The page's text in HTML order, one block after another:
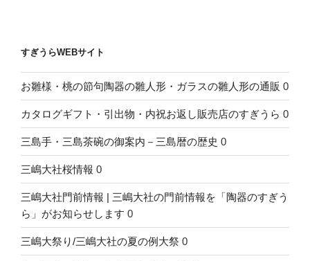
すぎうらWEBサイト
お雛様・桃の節句陶器の雛人形・ガラスの雛人形の通販 0
カタログギフト・引出物・内祝お返し販売店のすぎうら 0
三島手・三島茶碗の御案内－三島暦の歴史 0
三嶋大社桜情報 0
三嶋大社門前情報 | 三嶋大社の門前情報を「陶器のすぎう
ら」がお知らせします 0
三嶋大祭り/三嶋大社の夏の例大祭 0